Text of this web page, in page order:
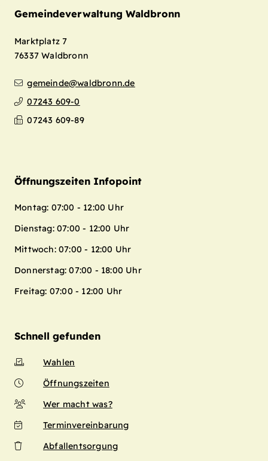
Gemeindeverwaltung Waldbronn
Marktplatz 7
76337 Waldbronn
gemeinde@waldbronn.de
07243 609-0
07243 609-89
Öffnungszeiten Infopoint
Montag: 07:00 - 12:00 Uhr
Dienstag: 07:00 - 12:00 Uhr
Mittwoch: 07:00 - 12:00 Uhr
Donnerstag: 07:00 - 18:00 Uhr
Freitag: 07:00 - 12:00 Uhr
Schnell gefunden
Wahlen
Öffnungszeiten
Wer macht was?
Terminvereinbarung
Abfallentsorgung